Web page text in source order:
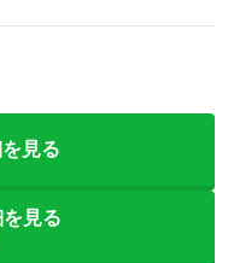
見る
見る